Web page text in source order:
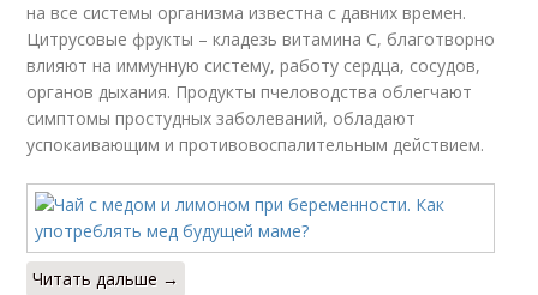
на все системы организма известна с давних времен.
Цитрусовые фрукты – кладезь витамина C, благотворно
влияют на иммунную систему, работу сердца, сосудов,
органов дыхания. Продукты пчеловодства облегчают
симптомы простудных заболеваний, обладают
успокаивающим и противовоспалительным действием.
Читать дальше →